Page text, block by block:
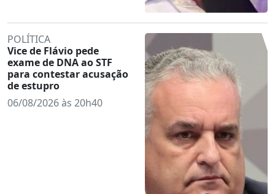
POLÍTICA
Vice de Flávio pede
exame de DNA ao STF
para contestar acusação
de estupro
06/08/2026 às 20h40